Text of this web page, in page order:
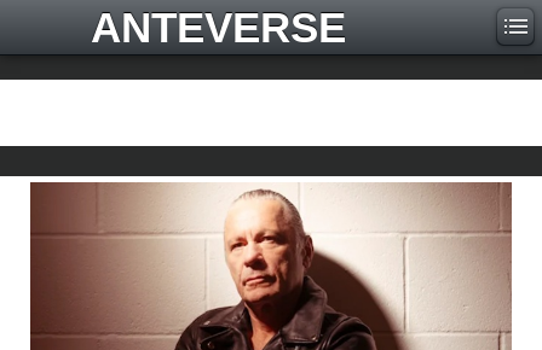
ANTEVERSE